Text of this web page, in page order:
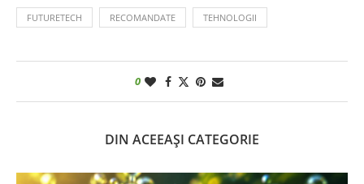
FUTURETECH RECOMANDATE TEHNOLOGII
0
DIN ACEEAȘI CATEGORIE